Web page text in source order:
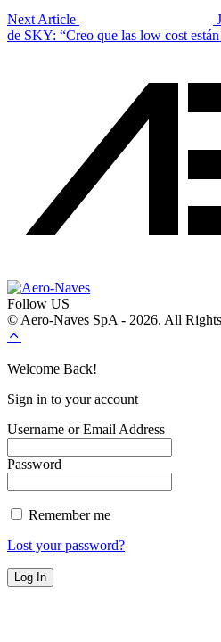
Next Article
de SKY: “Creo que las low cost
Follow US
© Aero-Naves SpA - 2026. All
Welcome Back!
Sign in to your account
Username or Email Address
Password
Remember me
Lost your password?